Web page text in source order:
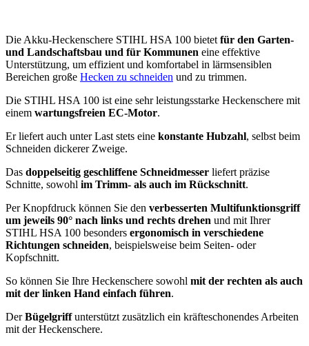
Die Akku-Heckenschere STIHL HSA 100 bietet für den Garten-
und Landschaftsbau und für Kommunen eine effektive
Unterstützung, um effizient und komfortabel in lärmsensiblen
Bereichen große Hecken zu schneiden und zu trimmen.
Die STIHL HSA 100 ist eine sehr leistungsstarke Heckenschere mit
einem wartungsfreien EC-Motor.
Er liefert auch unter Last stets eine konstante Hubzahl, selbst beim
Schneiden dickerer Zweige.
Das doppelseitig geschliffene Schneidmesser liefert präzise
Schnitte, sowohl im Trimm- als auch im Rückschnitt.
Per Knopfdruck können Sie den verbesserten Multifunktionsgriff
um jeweils 90° nach links und rechts drehen und mit Ihrer
STIHL HSA 100 besonders ergonomisch in verschiedene
Richtungen schneiden, beispielsweise beim Seiten- oder
Kopfschnitt.
So können Sie Ihre Heckenschere sowohl mit der rechten als auch
mit der linken Hand einfach führen.
DerBügelgriffunterstützt zusätzlich ein kräfteschonendes Arbeiten
mit der Heckenschere.